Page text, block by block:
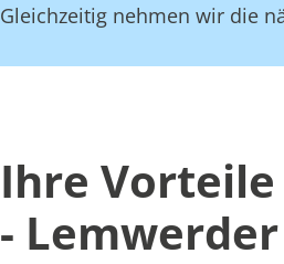
Gleichzeitig nehmen wir die
Ihre
- Lemwerder